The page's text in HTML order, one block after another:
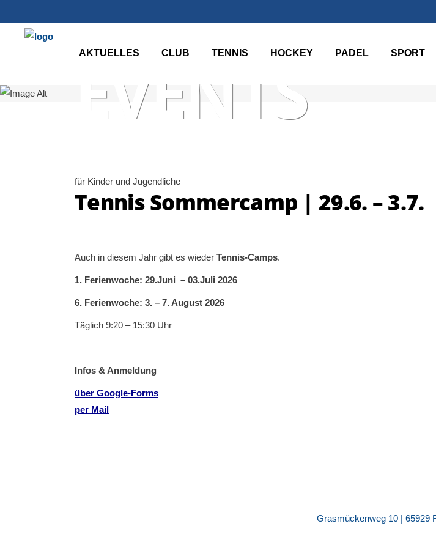
AKTUELLES CLUB TENNIS HOCKEY PADEL SPORT
EVENTS
für Kinder und Jugendliche
Tennis Sommercamp | 29.6. – 3.7.
Auch in diesem Jahr gibt es wieder Tennis-Camps.
1. Ferienwoche: 29.Juni – 03.Juli 2026
6. Ferienwoche: 3. – 7. August 2026
Täglich 9:20 – 15:30 Uhr
Infos & Anmeldung
über Google-Forms
per Mail
Grasmückenweg 10 | 65929